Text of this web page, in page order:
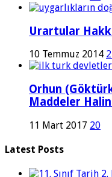
Urartular
10 Temmuz 2014
Orhun
Maddeler
11 Mart 2017 20
Latest Posts